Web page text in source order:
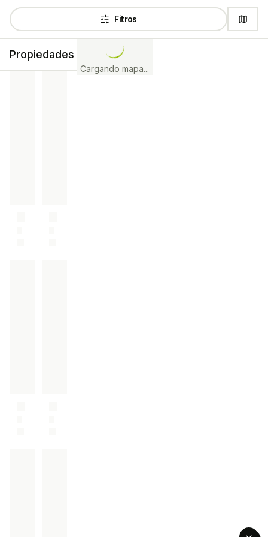
Filtros
Propiedades
Cargando mapa...